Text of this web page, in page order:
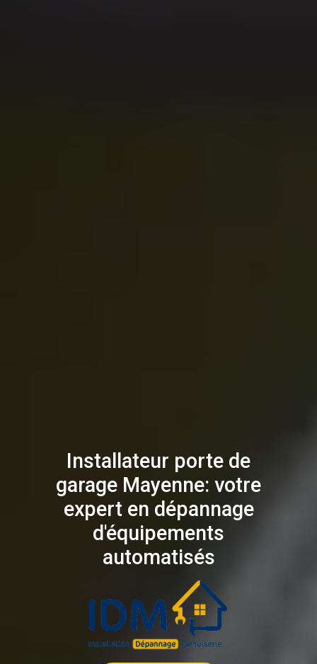
Installateur porte de
garage Mayenne: votre
expert en dépannage
d'équipements
automatisés